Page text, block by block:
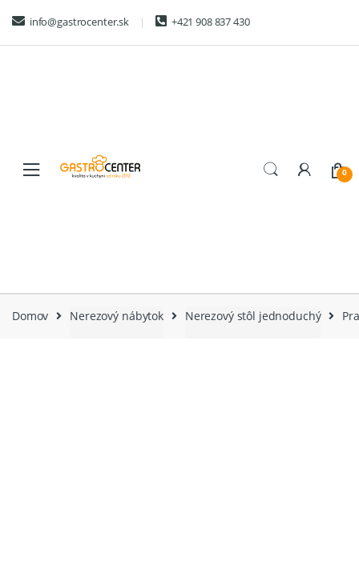
navigation
content
info@gastrocenter.sk +421 908 837 430
0
Domov Nerezový nábytok Nerezový stôl jednoduchý